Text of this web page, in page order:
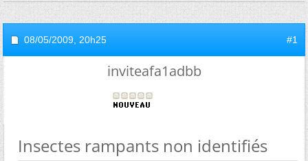
08/05/2009, 20h25 #1
inviteafa1adbb
Insectes rampants non identifiés